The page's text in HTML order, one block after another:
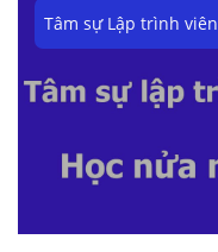
Tâm sự Lập trình viên